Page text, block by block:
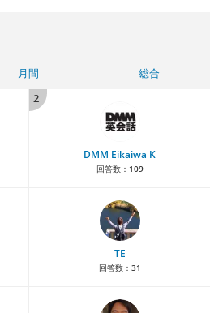
月間
総合
2
DMM Eikaiwa K
回答数： 109
TE
回答数： 31